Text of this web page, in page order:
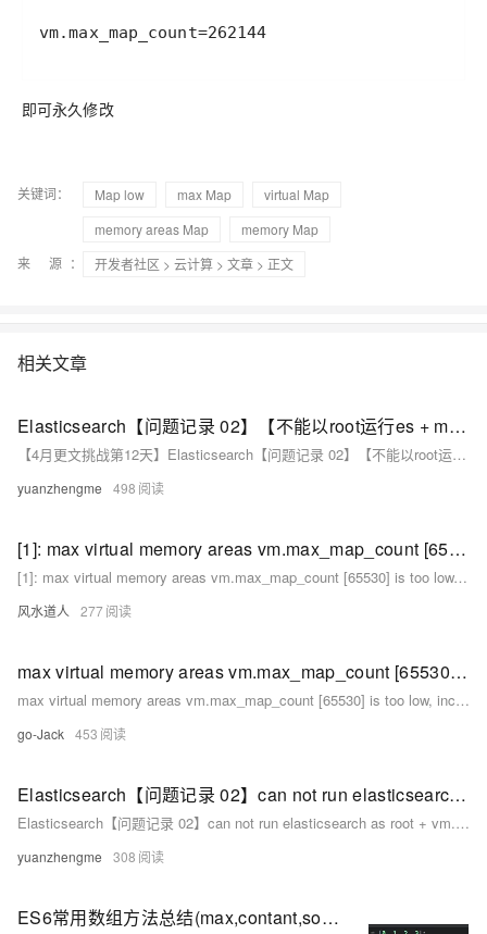
vm.max_map_count=262144
即可永久修改
关键词： Map low max Map
virtual Map
memory areas Map
memory Map
来 源：
开发者社区 > 云计算 > 文章 > 正文
相关文章
Elasticsearch【问题记录 02】【不能以root运行es + max virtual memory areas vm.max_map_count [65530] is too low处理】
【4月更文挑战第12天】Elasticsearch【问题记录 02】【不能以root运行es + max virtual memory areas vm.max_map_count [65530] is too low处理】
yuanzhengme 498
[1]: max virtual memory areas vm.max_map_count [65530] is too low, increase to at least [262144]
[1]: max virtual memory areas vm.max_map_count [65530] is too low, increase to at least [262144]
风水道人 277
max virtual memory areas vm.max_map_count [65530] is too low, increase to at least [262144]
max virtual memory areas vm.max_map_count [65530] is too low, increase to at least [262144]
go-Jack 453
Elasticsearch【问题记录 02】can not run elasticsearch as root + vm.max_map_count [65530] is too low 问题解决
Elasticsearch【问题记录 02】can not run elasticsearch as root + vm.max_map_count [65530] is too low 问题解决
yuanzhengme 308
ES6常用数组方法总结(max,contant,some,every,filter,reduce,forEach,map)